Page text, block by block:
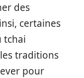
des
certaines
tchai
traditions
pour